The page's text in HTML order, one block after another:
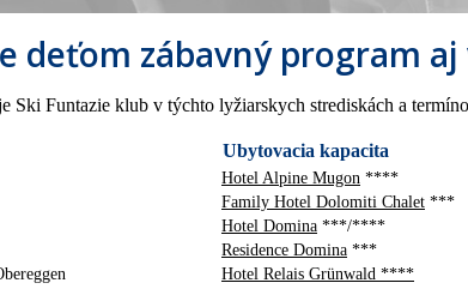
deťom zábavný program
Ski Funtazie klub v týchto lyžiarskych strediskách a
Ubytovacia kapacita
Hotel Alpine Mugon ****
Family Hotel Dolomiti Chalet ***
Hotel Domina ***/****
Residence Domina ***
Hotel Relais Grünwald ****